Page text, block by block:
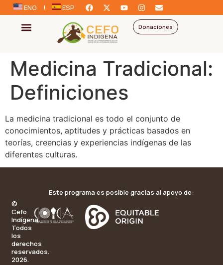
ENG ESP
Donaciones
Medicina Tradicional:
Definiciones
La medicina tradicional es todo el conjunto de
conocimientos, aptitudes y prácticas basados en
teorías, creencias y experiencias indígenas de las
diferentes culturas.
©
Cefo
Indígena.
Todos
los
derechos
reservados.
2026.
Este programa es posible gracias al apoyo de: